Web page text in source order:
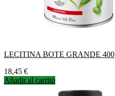
LECITINA BOTE GRANDE 400
Precio
18,45 €
Añadir al carrito